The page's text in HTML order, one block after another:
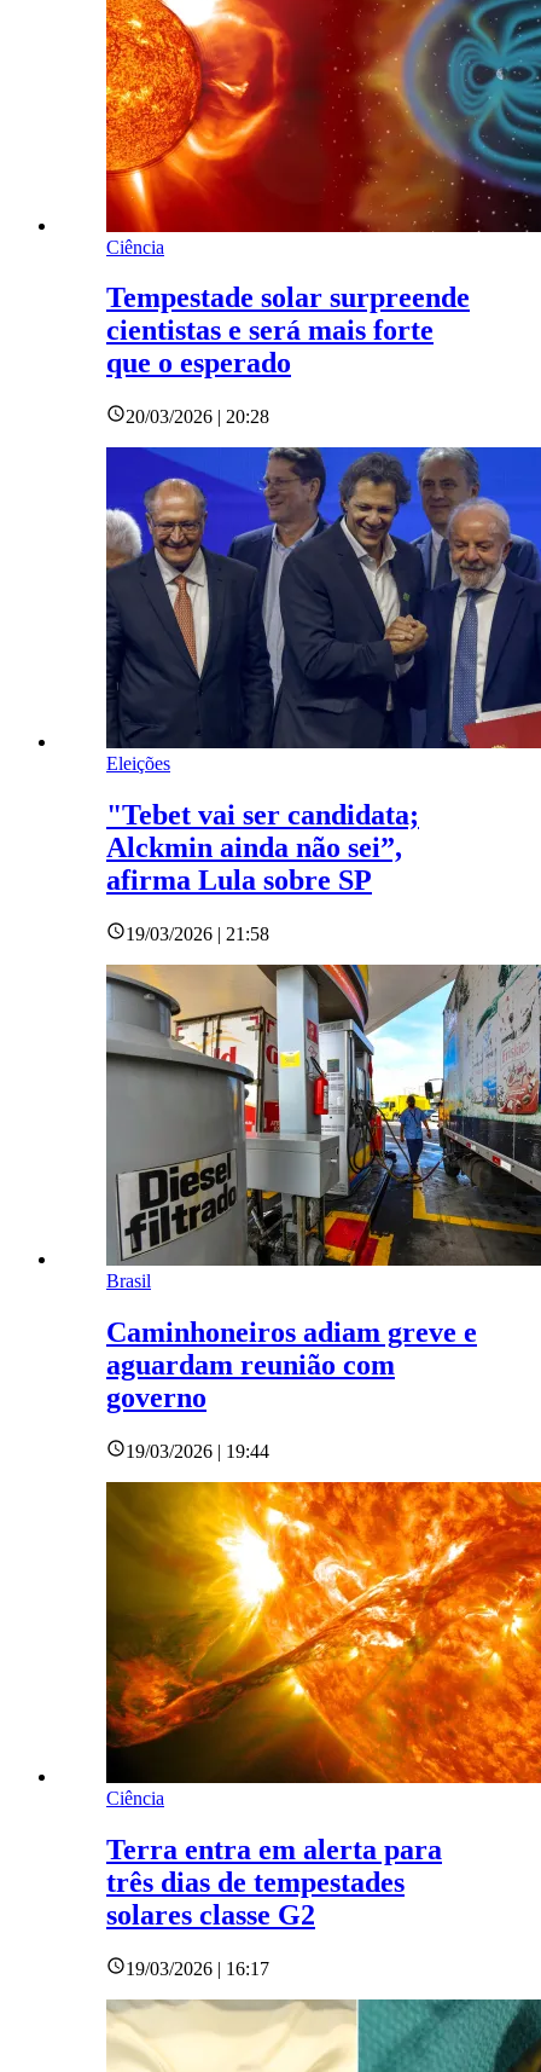
Ciência
Tempestade solar surpreende
cientistas e será mais forte
que o esperado
20/03/2026 | 20:28
Eleições
"Tebet vai ser candidata;
Alckmin ainda não sei”,
afirma Lula sobre SP
19/03/2026 | 21:58
Brasil
Caminhoneiros adiam greve e
aguardam reunião com
governo
19/03/2026 | 19:44
Ciência
Terra entra em alerta para
três dias de tempestades
solares classe G2
19/03/2026 | 16:17